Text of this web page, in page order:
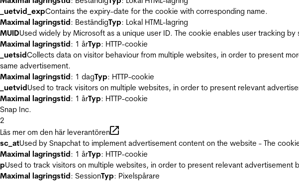
_uetvid_expContains the expiry-date for the cookie with corresponding name.
Maximal lagringstid: BeständigTyp: Lokal HTML-lagring
MUIDUsed widely by Microsoft as a unique user ID. The cookie enables user tracking
Maximal lagringstid: 1 årTyp: HTTP-cookie
_uetsidCollects data on visitor behaviour from multiple websites, in order to present
same advertisement.
Maximal lagringstid: 1 dagTyp: HTTP-cookie
_uetvidUsed to track visitors on multiple websites, in order to present relevant
Maximal lagringstid: 1 årTyp: HTTP-cookie
Snap Inc.
2
Läs mer om den här leverantören
sc_atUsed by Snapchat to implement advertisement content on the website - The
Maximal lagringstid: 1 årTyp: HTTP-cookie
pUsed to track visitors on multiple websites, in order to present relevant advertisement
Maximal lagringstid: SessionTyp: Pixelspårare